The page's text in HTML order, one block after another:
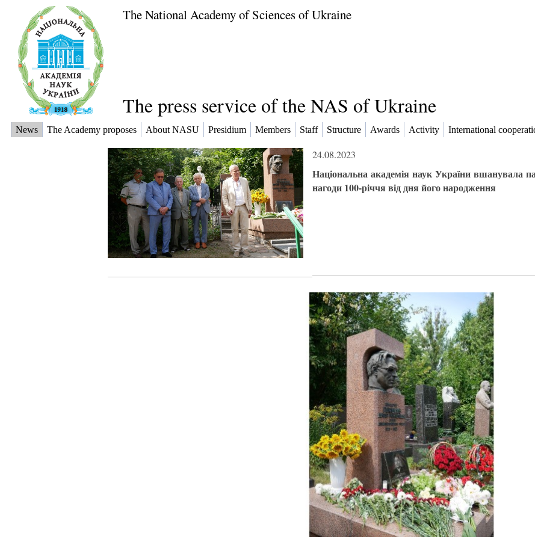
The National Academy of Sciences of Ukraine
The press service of the NAS of Ukraine
News The Academy proposes About NASU Presidium Members Staff Structure Awards Activity International
24.08.2023
Національна академія наук України вшанувала
нагоди 100-річчя від дня його народження